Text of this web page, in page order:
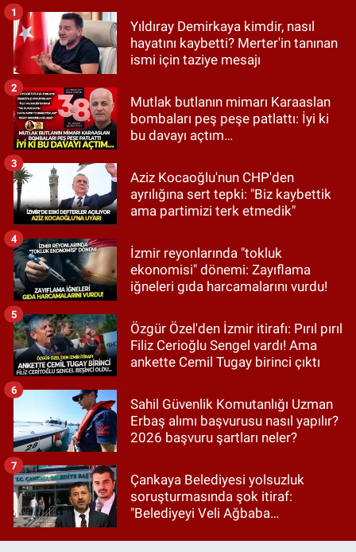
Yıldıray Demirkaya kimdir, nasıl
hayatını kaybetti? Merter'in tanınan
ismi için taziye mesajı
1
Mutlak butlanın mimarı Karaaslan
bombaları peş peşe patlattı: İyi ki
bu davayı açtım…
2
Aziz Kocaoğlu'nun CHP'den
ayrılığına sert tepki: "Biz kaybettik
ama partimizi terk etmedik"
3
İzmir reyonlarında "tokluk
ekonomisi" dönemi: Zayıflama
iğneleri gıda harcamalarını vurdu!
4
Özgür Özel'den İzmir itirafı: Pırıl pırıl
Filiz Cerioğlu Sengel vardı! Ama
ankette Cemil Tugay birinci çıktı
5
Sahil Güvenlik Komutanlığı Uzman
Erbaş alımı başvurusu nasıl yapılır?
2026 başvuru şartları neler?
6
Çankaya Belediyesi yolsuzluk
soruşturmasında şok itiraf:
"Belediyeyi Veli Ağbaba
7